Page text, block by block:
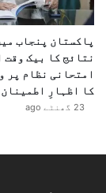
پاکستان پنجاب
نتائج کا بیک وقت
امتحانی نظام پر
کا اظہارِ اطمینان
23 گھنٹے ago